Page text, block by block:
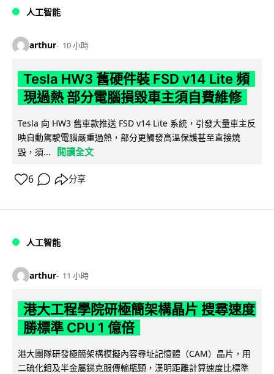
人工智能
arthur 10 小時
Tesla HW3 舊硬件裝 FSD v14 Lite 頻
現過熱 部分電腦損毀車主須自費維修
Tesla 向 HW3 舊車款推送 FSD v14 Lite 系統，引發大量車主反
映自動駕駛電腦嚴重過熱，部分更觸發高溫保護甚至直接燒
毀，須...
閱讀全文
6 分享
人工智能
arthur 11 小時
港大工程學院研極簡架構晶片 搜尋速度
勝標準 CPU 1 億倍
港大團隊研發極簡架構模擬內容尋址記憶體（CAM）晶片，用
二硫化鉬及半金屬銻克服傳輸瓶頸，漢明距離計算速度比標準